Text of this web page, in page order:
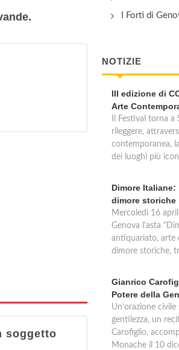
soggetto
I Forti di
NOTIZIE
III edizione di
Arte
Il Festival torna
rileggere,
contemporanea,
dei luoghi più
Dimore
dimore storiche
Mercoledì 16
Genova l'asta
antiquariato, arte
dimore storiche,
Gianrico
Potere della
Un’orazione
gentilezza, un
Carofiglio,
Monache il 10